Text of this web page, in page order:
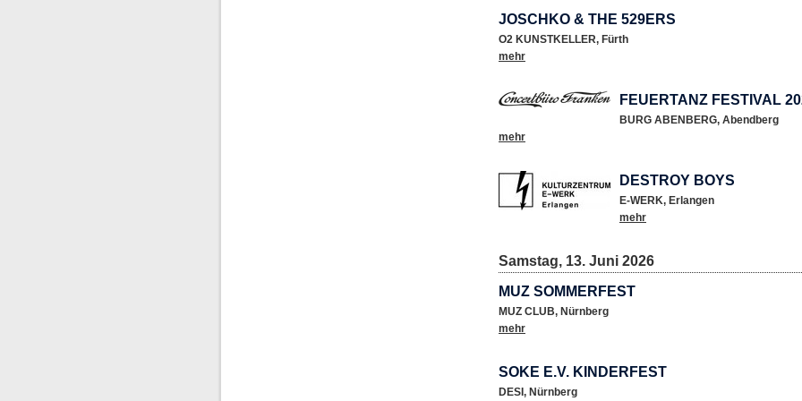
JOSCHKO & THE 529ERS
O2 KUNSTKELLER, Fürth
mehr
FEUERTANZ FESTIVAL
BURG ABENBERG, Abendberg
mehr
DESTROY BOYS
E-WERK, Erlangen
mehr
Samstag, 13. Juni 2026
MUZ SOMMERFEST
MUZ CLUB, Nürnberg
mehr
SOKE E.V. KINDERFEST
DESI , Nürnberg